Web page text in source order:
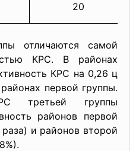
20
отличаются самой
КРС. В районах
КРС на 0,26 ц
первой группы.
третьей группы
районов первой
раза) и районов второй